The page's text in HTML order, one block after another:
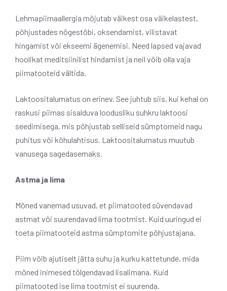
Lehmapiimaallergia mõjutab väikest osa väikelastest,
põhjustades nõgestõbi, oksendamist, vilistavat
hingamist või ekseemi ägenemisi. Need lapsed vajavad
hoolikat meditsiinilist hindamist ja neil võib olla vaja
piimatooteid vältida.
Laktoositalumatus on erinev. See juhtub siis, kui kehal on
raskusi piimas sisalduva loodusliku suhkru laktoosi
seedimisega, mis põhjustab selliseid sümptomeid nagu
puhitus või kõhulahtisus. Laktoositalumatus muutub
vanusega sagedasemaks.
Astma ja lima
Mõned vanemad usuvad, et piimatooted süvendavad
astmat või suurendavad lima tootmist. Kuid uuringud ei
toeta piimatooteid astma sümptomite põhjustajana.
Piim võib ajutiselt jätta suhu ja kurku kattetunde, mida
mõned inimesed tõlgendavad lisalimana. Kuid
piimatooted ise lima tootmist ei suurenda.